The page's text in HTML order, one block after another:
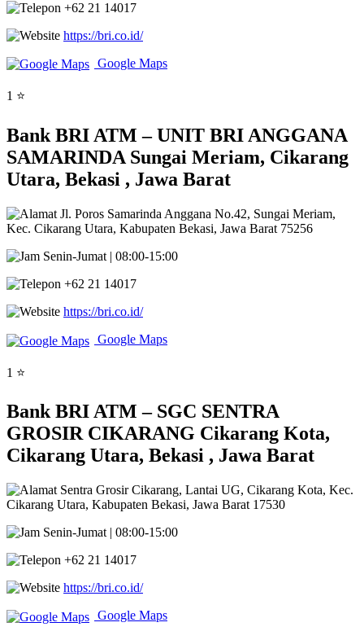
+62 21 14017
https://bri.co.id/
Google Maps
1 ⭐
Bank BRI ATM – UNIT BRI ANGGANA
SAMARINDA Sungai Meriam, Cikarang
Utara, Bekasi , Jawa Barat
Jl. Poros Samarinda Anggana No.42, Sungai Meriam,
Kec. Cikarang Utara, Kabupaten Bekasi, Jawa Barat 75256
Senin-Jumat | 08:00-15:00
+62 21 14017
https://bri.co.id/
Google Maps
1 ⭐
Bank BRI ATM – SGC SENTRA
GROSIR CIKARANG Cikarang Kota,
Cikarang Utara, Bekasi , Jawa Barat
Sentra Grosir Cikarang, Lantai UG, Cikarang Kota, Kec.
Cikarang Utara, Kabupaten Bekasi, Jawa Barat 17530
Senin-Jumat | 08:00-15:00
+62 21 14017
https://bri.co.id/
Google Maps